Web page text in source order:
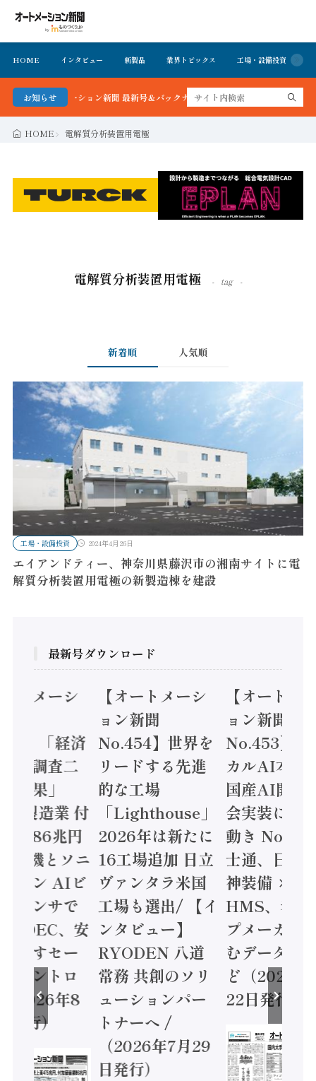
HOME インタビュー 新製品 業界トピックス 工場・設備投資
お知らせ
オートメーション新聞 最新号＆バックナンバーを無料で公開中 詳細はこちら
HOME 電解質分析装置用電極
電解質分析装置用電極 tag
新着順 人気順
工場・設備投資 2024年4月26日
エイアンドティー、神奈川県藤沢市の湘南サイトに電
解質分析装置用電極の新製造棟を建設
最新号ダウンロード
トメーシ
】「経済
態調査二
結果」
年製造業 付
額86兆円
電機とソニ
コン AIビ
センサで
/ IDEC、安
かすセー
コントロ
2026年8
発行）
【オートメーシ
ョン新聞
No.454】世界を
リードする先進
的な工場
「Lighthouse」
2026年は新たに
16工場追加 日立
ヴァンタラ米国
工場も選出/ 【イ
ンタビュー】
RYODEN 八道
常務 共創のソリ
ューションパー
トナーへ /
（2026年7月29
日発行）
【オートメ
ョン新聞
No.453】フ
カルAI本格
国産AI開発
会実装に活
動き
士通、日立
神装備 ×
HMS、老舗
プメーカー
むデータ活
ど（2026年
22日発行）